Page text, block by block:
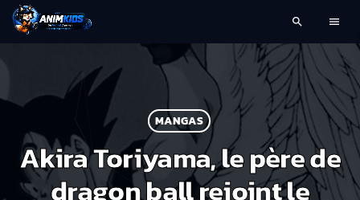
search menu
MANGAS
Akira Toriyama, le père de
dragon ball rejoint le